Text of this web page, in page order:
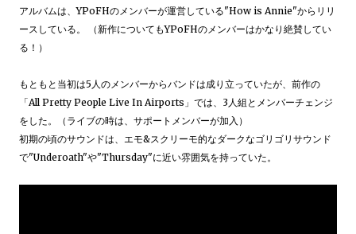
アルバムは、YPoFHのメンバーが運営している"How is Annie"からリリ
ースしている。 （新作についてもYPoFHのメンバーはかなり絶賛してい
る！）
もともと当初は5人のメンバーからバンドは成り立っていたが、前作の
「All Pretty People Live In Airports」では、3人組とメンバーチェンジ
をした。（ライブの時は、サポートメンバーが加入）
初期の頃のサウンドは、エモ&スクリーモ的なダークなゴリゴリサウンド
で"Underoath"や"Thursday"に近い雰囲気を持っていた。